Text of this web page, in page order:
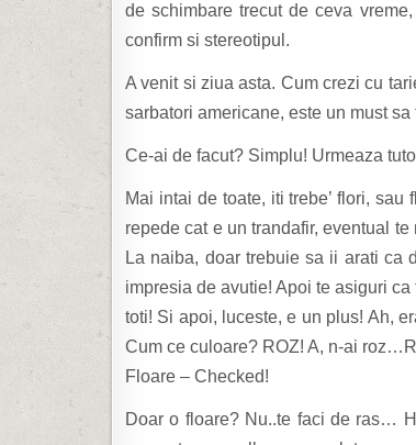
de schimbare trecut de ceva
confirm si stereotipul.
A venit si ziua asta. Cum crezi cu
sarbatori americane, este un must
Ce-ai de facut? Simplu! Urmeaza
Mai intai de toate, iti trebe’ flori,
repede cat e un trandafir, eventual
La naiba, doar trebuie sa ii arati ca
impresia de avutie! Apoi te asiguri
toti! Si apoi, luceste, e un plus! Ah,
Cum ce culoare? ROZ! A, n-ai
Floare – Checked!
Doar o floare? Nu..te faci de ras…